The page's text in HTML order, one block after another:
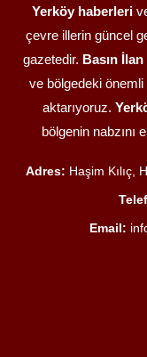
Yerköy haberleri
çevre illerin güncel
gazetedir. Basın
ve bölgedeki önemli
aktarıyoruz.
bölgenin nabzını
Adres: Haşim Kılıç,
Email: